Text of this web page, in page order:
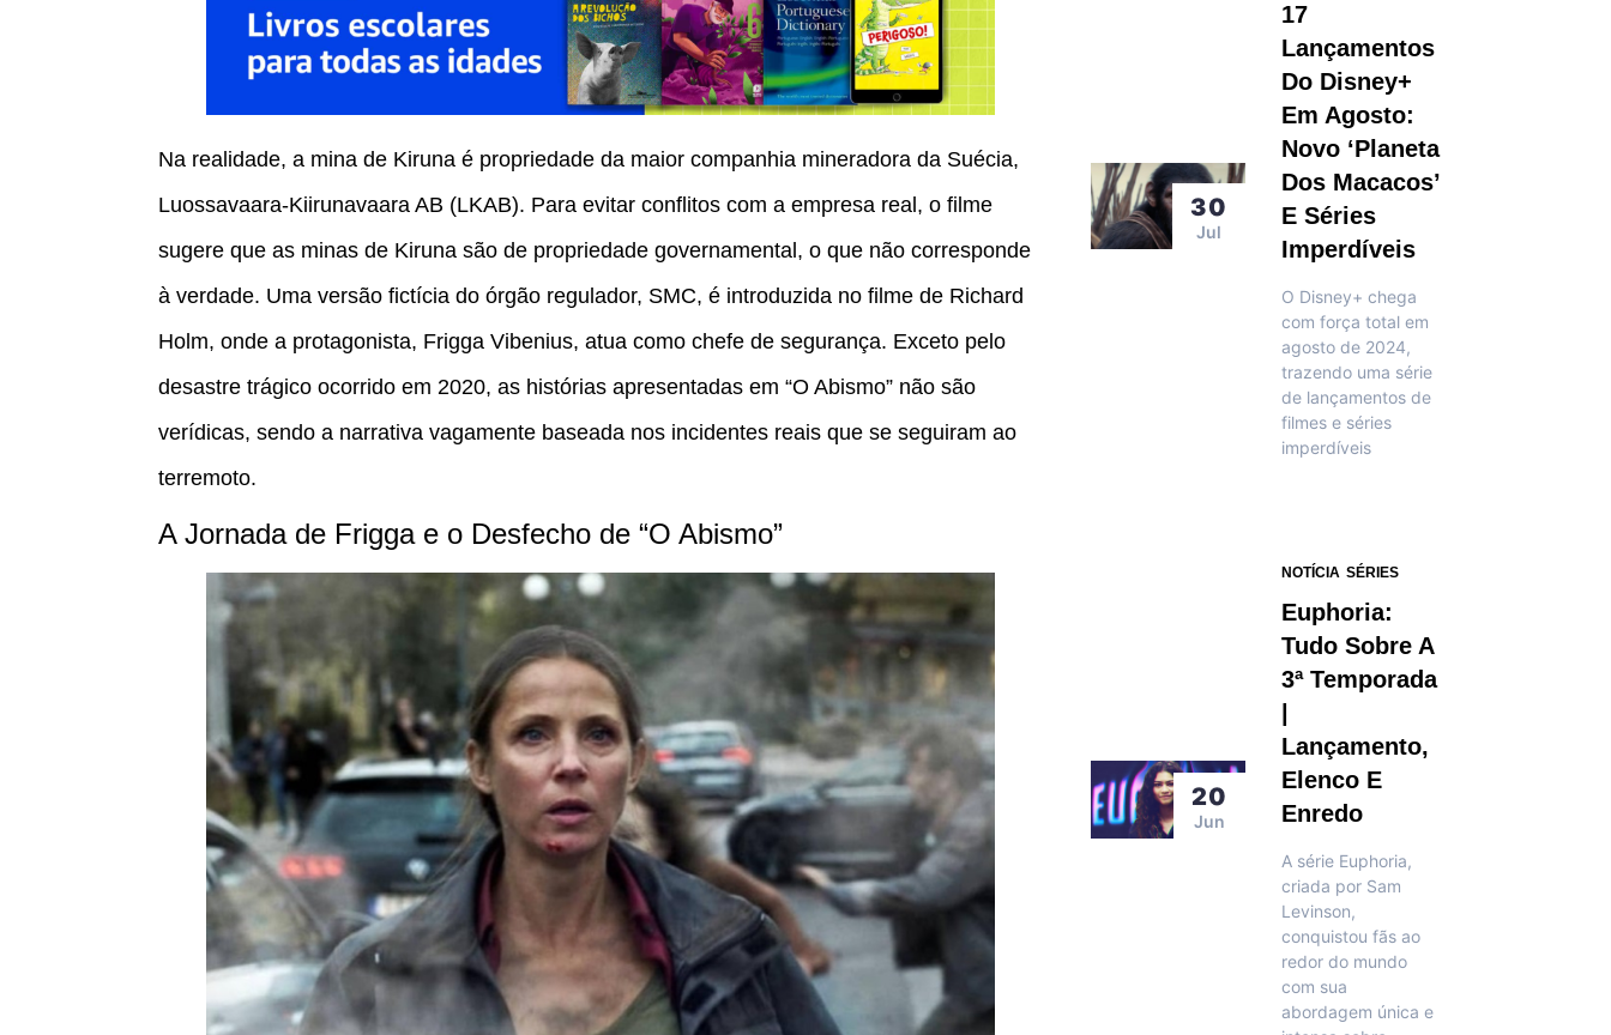
Na realidade, a mina de Kiruna é propriedade da maior companhia mineradora da Suécia,
Luossavaara-Kiirunavaara AB (LKAB). Para evitar conflitos com a empresa real, o filme
sugere que as minas de Kiruna são de propriedade governamental, o que não corresponde
à verdade. Uma versão fictícia do órgão regulador, SMC, é introduzida no filme de Richard
Holm, onde a protagonista, Frigga Vibenius, atua como chefe de segurança. Exceto pelo
desastre trágico ocorrido em 2020, as histórias apresentadas em “O Abismo” não são
verídicas, sendo a narrativa vagamente baseada nos incidentes reais que se seguiram ao
terremoto.
A Jornada de Frigga e o Desfecho de “O Abismo”
30
Jul
17
Lançamentos
Do Disney+
Em Agosto:
Novo ‘Planeta
Dos Macacos’
E Séries
Imperdíveis
O Disney+ chega
com força total em
agosto de 2024,
trazendo uma série
de lançamentos de
filmes e séries
imperdíveis
20
Jun
NOTÍCIA SÉRIES
Euphoria:
Tudo Sobre A
3ª Temporada
Lançamento,
Elenco E
Enredo
A série Euphoria,
criada por Sam
Levinson,
conquistou fãs ao
redor do mundo
com sua
abordagem única e